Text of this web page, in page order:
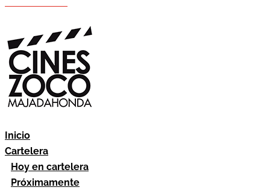
Inicio
Cartelera
Hoy en cartelera
Próximamente